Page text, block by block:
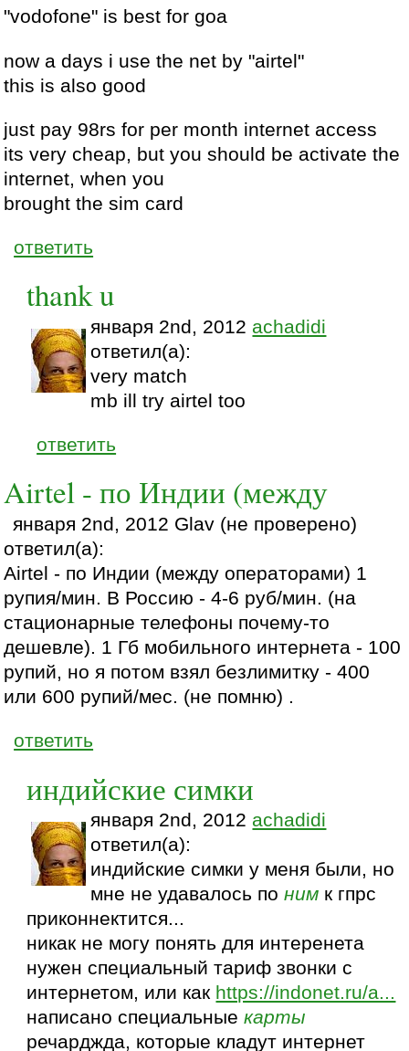
"vodofone" is best for goa
now a days i use the net by "airtel"
this is also good
just pay 98rs for per month internet access
its very cheap, but you should be activate the
internet, when you
brought the sim card
ответить
thank u
января 2nd, 2012 achadidi
ответил(а):
very match
mb ill try airtel too
ответить
Airtel - по Индии (между
января 2nd, 2012 Glav (не проверено)
ответил(а):
Airtel - по Индии (между операторами) 1
рупия/мин. В Россию - 4-6 руб/мин. (на
стационарные телефоны почему-то
дешевле). 1 Гб мобильного интернета - 100
рупий, но я потом взял безлимитку - 400
или 600 рупий/мес. (не помню) .
ответить
индийские симки
января 2nd, 2012 achadidi
ответил(а):
индийские симки у меня были, но
мне не удавалось поним к гпрс
приконнектится...
никак не могу понять для интеренета
нужен специальный тариф звонки с
интернетом, или как https://indonet.ru/a...
написано специальныекарты
речарджда, которые кладут интернет